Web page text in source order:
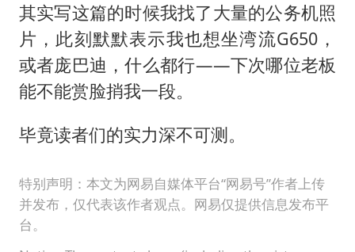
其实写这篇的时候我找了大量的公务机照
片，此刻默默表示我也想坐湾流G650，
或者庞巴迪，什么都行——下次哪位老板
能不能赏脸捎我一段。
毕竟读者们的实力深不可测。
特别声明：本文为网易自媒体平台“网易号”作者上传
并发布，仅代表该作者观点。网易仅提供信息发布平
台。